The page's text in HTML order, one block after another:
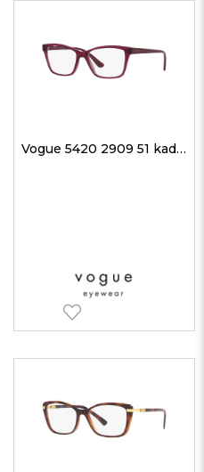
Vogue 5420 2909 51 kadın Optik Gözlükler